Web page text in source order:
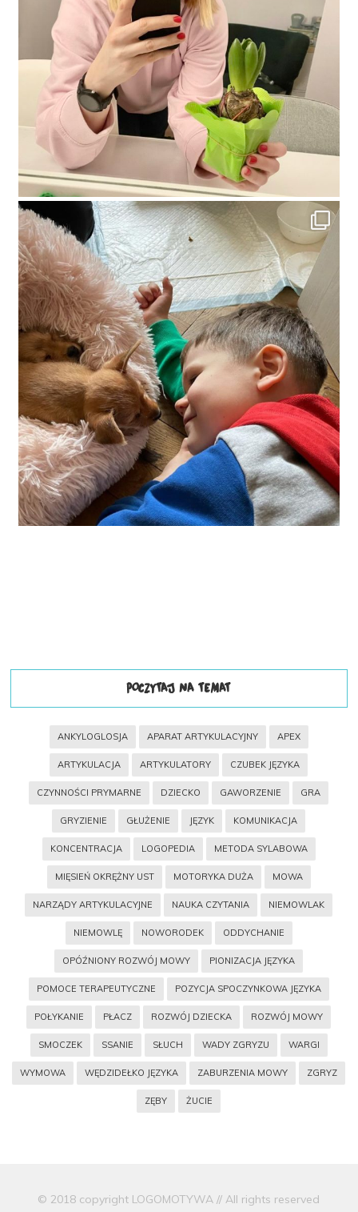
POCZYTAJ NA TEMAT
ANKYLOGLOSJA APARAT ARTYKULACYJNY APEX
ARTYKULACJA ARTYKULATORY CZUBEK JĘZYKA
CZYNNOŚCI PRYMARNE DZIECKO GAWORZENIE GRA
GRYZIENIE GŁUŻENIE JĘZYK KOMUNIKACJA
KONCENTRACJA LOGOPEDIA METODA SYLABOWA
MIĘSIEŃ OKRĘŻNY UST MOTORYKA DUŻA MOWA
NARZĄDY ARTYKULACYJNE NAUKA CZYTANIA NIEMOWLAK
NIEMOWLĘ NOWORODEK ODDYCHANIE
OPÓŹNIONY ROZWÓJ MOWY PIONIZACJA JĘZYKA
POMOCE TERAPEUTYCZNE POZYCJA SPOCZYNKOWA JĘZYKA
POŁYKANIE PŁACZ ROZWÓJ DZIECKA ROZWÓJ MOWY
SMOCZEK SSANIE SŁUCH WADY ZGRYZU WARGI
WYMOWA WĘDZIDEŁKO JĘZYKA ZABURZENIA MOWY ZGRYZ
ZĘBY ŻUCIE
© 2018 copyright LOGOMOTYWA // All rights reserved